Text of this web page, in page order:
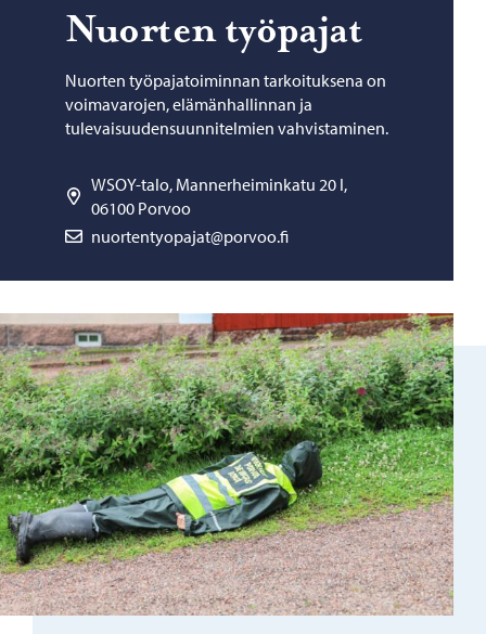
Nuor­ten työ­pa­jat
Nuorten työpajatoiminnan tarkoituksena on
voimavarojen, elämänhallinnan ja
tulevaisuudensuunnitelmien vahvistaminen.
WSOY-talo, Mannerheiminkatu 20 I,
06100 Porvoo
nuortentyopajat@porvoo.fi